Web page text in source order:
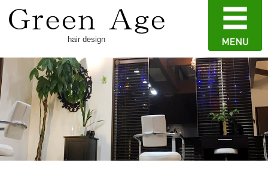
hair design